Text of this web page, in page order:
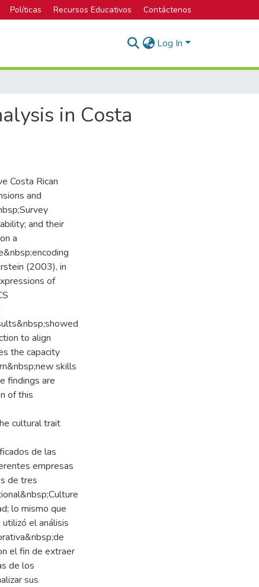
Políticas Recursos Educativos Contáctenos
Log In
in Costa
Costa Rican
and
and their
a
(2003), in
of
to align
the capacity
skills
findings are
of this
cultural trait
de las
empresas
de tres
lo mismo que
el análisis
el fin de extraer
de los
sus